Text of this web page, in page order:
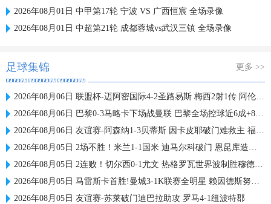
2026年08月01日 中甲第17轮 宁波 VS 广西恒宸 全场录像
2026年08月01日 中超第21轮 成都蓉城vs武汉三镇 全场录像
足球集锦 更多 >>
2026年08月06日 联盟杯-迈阿密国际4-2圣路易斯 梅西2射1传 阿伦助攻戴帽
2026年08月06日 巴黎0-3马略卡下场战曼联 巴黎全场控球近6成+8射3正未果
2026年08月06日 友谊赛-阿森纳1-3贝蒂斯 因卡皮耶破门难救主 福纳尔斯1射2传
2026年08月05日 2场不胜！米兰1-1国米 迪马尔科破门 恩昆库造点+点射拉莫斯登场
2026年08月05日 2连败！切尔西0-1尤文 热格罗瓦世界波制胜穆德里克时隔614天复出
2026年08月05日 马雷斯卡首胜!曼城3-1K联赛全明星 赖因德斯努里破门塞梅尼奥助攻
2026年08月05日 友谊赛-苏莱破门迪巴拉助攻 罗马4-1纽波特郡